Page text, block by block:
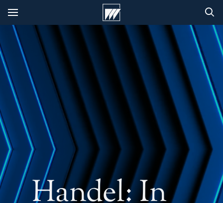
Handel: In